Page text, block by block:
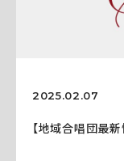
2025.02.07
【地域合唱団最